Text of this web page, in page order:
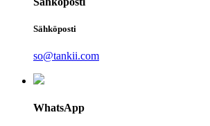
Sähköposti
so@tankii.com
WhatsApp